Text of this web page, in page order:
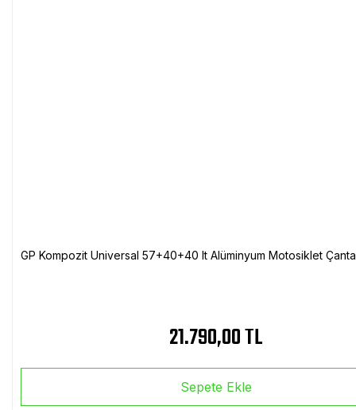
GP Kompozit Universal 57+40+40 lt Alüminyum Motosiklet
21.790,00 TL
Sepete Ekle